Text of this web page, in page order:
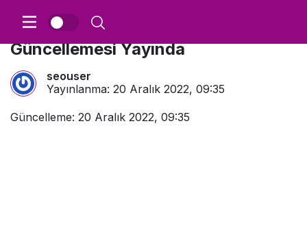
Google Aralık 2022 Spam Algoritma
Güncellemesi Yayında
seouser
Yayınlanma: 20 Aralık 2022, 09:35
Güncelleme: 20 Aralık 2022, 09:35